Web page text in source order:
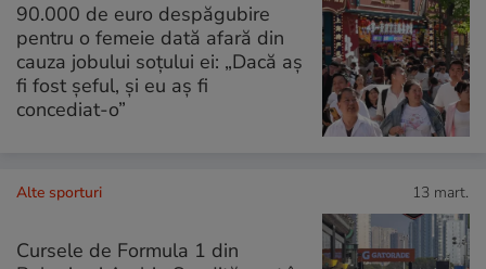
90.000 de euro despăgubire
pentru o femeie dată afară din
cauza jobului soțului ei: „Dacă aș
fi fost șeful, și eu aș fi
concediat-o”
Alte sporturi 13 mart.
Cursele de Formula 1 din